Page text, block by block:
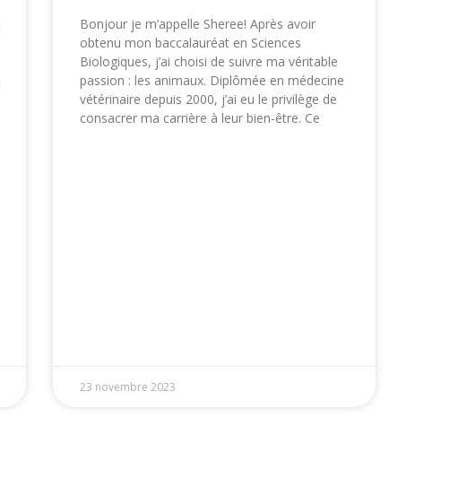
Bonjour je m’appelle Sheree! Après avoir
obtenu mon baccalauréat en Sciences
Biologiques, j’ai choisi de suivre ma véritable
passion : les animaux. Diplômée en médecine
vétérinaire depuis 2000, j’ai eu le privilège de
consacrer ma carrière à leur bien-être. Ce
23 novembre 2023